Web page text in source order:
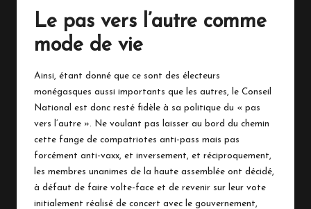
Le pas vers l’autre comme
mode de vie
Ainsi, étant donné que ce sont des électeurs
monégasques aussi importants que les autres, le Conseil
National est donc resté fidèle à sa politique du « pas
vers l’autre ». Ne voulant pas laisser au bord du chemin
cette fange de compatriotes anti-pass mais pas
forcément anti-vaxx, et inversement, et réciproquement,
les membres unanimes de la haute assemblée ont décidé,
à défaut de faire volte-face et de revenir sur leur vote
initialement réalisé de concert avec le gouvernement,